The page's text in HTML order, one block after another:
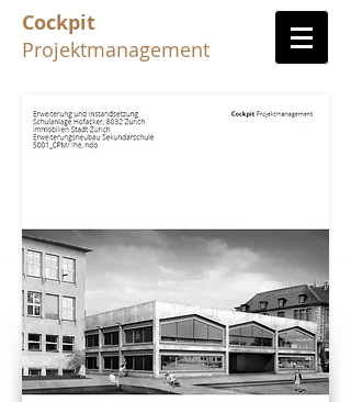
Cockpit
Projektmanagement